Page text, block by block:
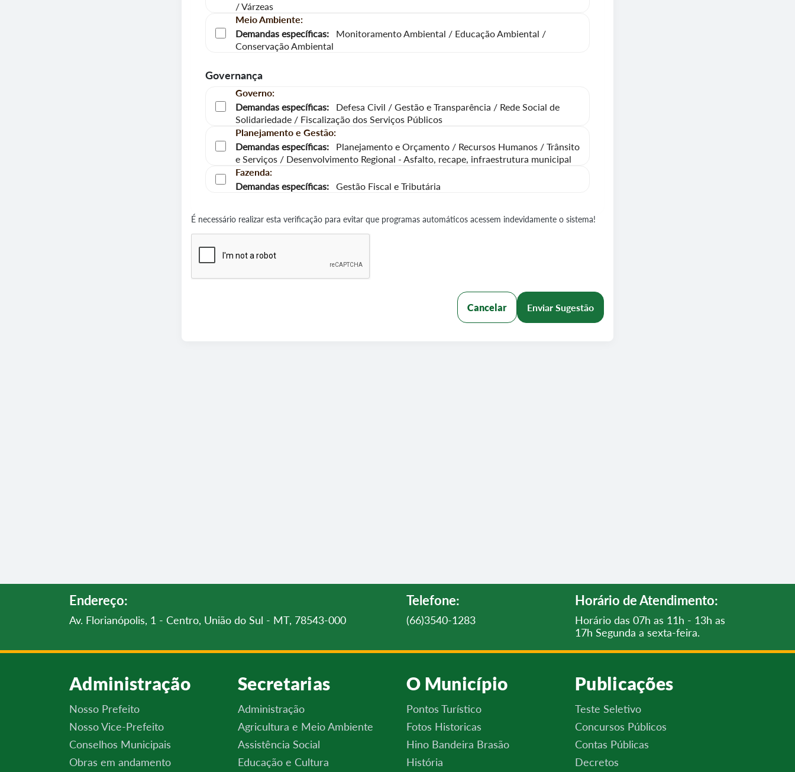
/ Várzeas
Meio Ambiente:
Demandas específicas:
Monitoramento Ambiental / Educação Ambiental /
Conservação Ambiental
Governança
Governo:
Demandas específicas:
Defesa Civil / Gestão e Transparência / Rede Social de
Solidariedade / Fiscalização dos Serviços Públicos
Planejamento e Gestão:
Demandas específicas:
Planejamento e Orçamento / Recursos Humanos / Trânsito
e Serviços / Desenvolvimento Regional - Asfalto, recape, infraestrutura municipal
Fazenda:
Demandas específicas:
Gestão Fiscal e Tributária
É necessário realizar esta verificação para evitar que programas automáticos acessem indevidamente o sistema!
Cancelar Enviar Sugestão
Endereço:
Av. Florianópolis, 1 - Centro, União do Sul - MT, 78543-000
Telefone:
(66)3540-1283
Horário de Atendimento:
Horário das 07h as 11h - 13h as
17h Segunda a sexta-feira.
Administração
Nosso Prefeito
Nosso Vice-Prefeito
Conselhos Municipais
Obras em andamento
Secretarias
Administração
Agricultura e Meio Ambiente
Assistência Social
Educação e Cultura
O Município
Pontos Turístico
Fotos Historicas
Hino Bandeira Brasão
História
Publicações
Teste Seletivo
Concursos Públicos
Contas Públicas
Decretos